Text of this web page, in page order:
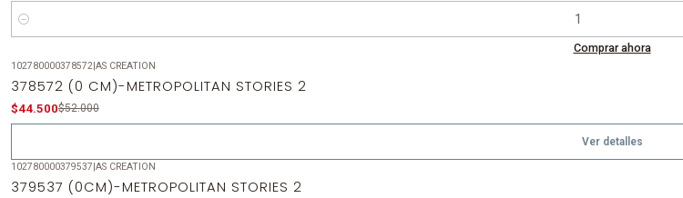
Cantidad
Comprar ahora
-14%
OFF
Agotado
102780000378572|AS CREATION
378572 (0 CM)-METROPOLITAN STORIES 2
$44.500$52.000
Ver detalles
-14% OFF
102780000379537|AS CREATION
379537 (0CM)-METROPOLITAN STORIES 2